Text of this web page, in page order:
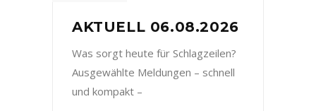
AKTUELL 06.08.2026
Was sorgt heute für Schlagzeilen?
Ausgewählte Meldungen – schnell
und kompakt –